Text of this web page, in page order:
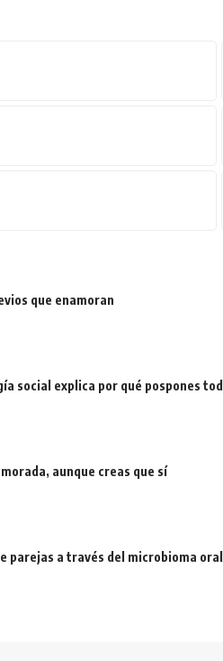
que enamoran
social explica por qué pospones
aunque creas que sí
a través del microbioma oral